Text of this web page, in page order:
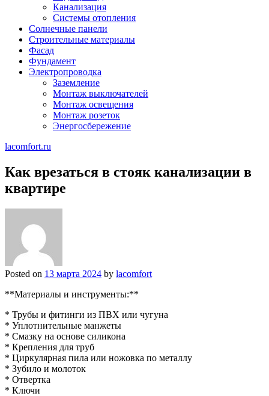
Канализация
Системы отопления
Солнечные панели
Строительные материалы
Фасад
Фундамент
Электропроводка
Заземление
Монтаж выключателей
Монтаж освещения
Монтаж розеток
Энергосбережение
lacomfort.ru
Как врезаться в стояк канализации в
квартире
Posted on 13 марта 2024 by lacomfort
**Материалы и инструменты:**
* Трубы и фитинги из ПВХ или чугуна
* Уплотнительные манжеты
* Смазку на основе силикона
* Крепления для труб
* Циркулярная пила или ножовка по металлу
* Зубило и молоток
* Отвертка
* Ключи